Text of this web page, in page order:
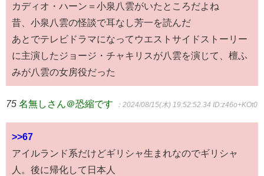
カディオ・ハーン＝小泉八雲がいたところだよね
昔、小泉八雲の怪談で耳なし芳一を読んだ
あとでテレビドラマになってウエストサイドストーリー
に主演したジョージ・チャキリスが八雲を演じて、檀ふ
みが八雲の女房役だった
75 名無しさん＠恐縮です ：2024/08/15(木) 19:52:52.34 ID:z46o+KOt0
>>67
アイルランド系だけどギリシャ生まれなのでギリシャ
人。後に帰化して日本人